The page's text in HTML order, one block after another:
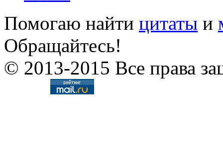
Помогаю найти цитаты и
Обращайтесь!
© 2013-2015 Все права